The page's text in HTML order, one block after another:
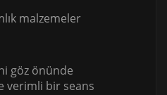
malzemeler
göz önünde
verimli bir seans